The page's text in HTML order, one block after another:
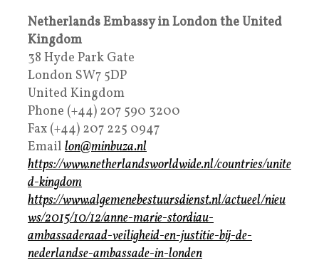
Netherlands Embassy in London the United
Kingdom
38 Hyde Park Gate
London SW7 5DP
United Kingdom
Phone (+44) 207 590 3200
Fax (+44) 207 225 0947
Email lon@minbuza.nl
https://www.netherlandsworldwide.nl/countries/unite
d-kingdom
https://www.algemenebestuursdienst.nl/actueel/nieu
ws/2015/10/12/anne-marie-stordiau-
ambassaderaad-veiligheid-en-justitie-bij-de-
nederlandse-ambassade-in-londen